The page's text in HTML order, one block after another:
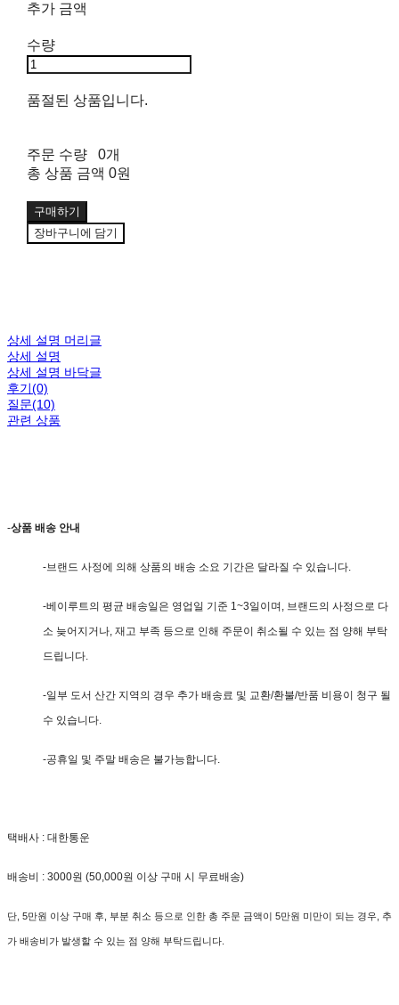
추가 금액
수량
품절된 상품입니다.
주문 수량
0개
총 상품 금액 0원
구매하기
장바구니에 담기
상세 설명 머리글
상세 설명
상세 설명 바닥글
후기(0)
질문(10)
관련 상품
-상품 배송 안내
-브랜드 사정에 의해 상품의 배송 소요 기간은 달라질 수 있습니다.
-베이루트의 평균 배송일은 영업일 기준 1~3일이며, 브랜드의 사정으로 다
소 늦어지거나, 재고 부족 등으로 인해 주문이 취소될 수 있는 점 양해 부탁
드립니다.
-일부 도서 산간 지역의 경우 추가 배송료 및 교환/환불/반품 비용이 청구 될
수 있습니다.
-공휴일 및 주말 배송은 불가능합니다.
택배사 : 대한통운
배송비 : 3000원 (50,000원 이상 구매 시 무료배송)
단, 5만원 이상 구매 후, 부분 취소 등으로 인한 총 주문 금액이 5만원 미만이 되는 경우, 추
가 배송비가 발생할 수 있는 점 양해 부탁드립니다.